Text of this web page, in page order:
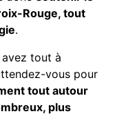
Rouge, tout
.
tout à
vous pour
tout autour
plus